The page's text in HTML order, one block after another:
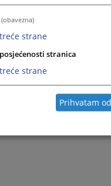
(obavezna)
strane
stranica
strane
Prihvatam